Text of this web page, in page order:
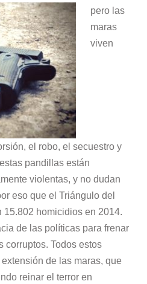
pero las
maras
viven
el robo, el secuestro y
pandillas están
violentas, y no dudan
eso que el Triángulo del
15.802 homicidios en 2014.
de las políticas para frenar
corruptos. Todos estos
de las maras, que
reinar el terror en